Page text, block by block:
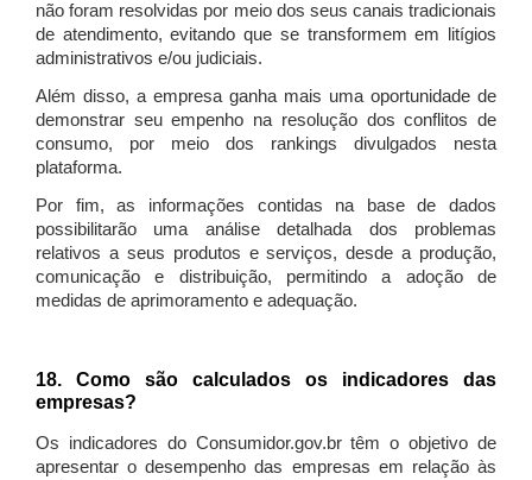
não foram resolvidas por meio dos seus canais tradicionais
de atendimento, evitando que se transformem em litígios
administrativos e/ou judiciais.
Além disso, a empresa ganha mais uma oportunidade de
demonstrar seu empenho na resolução dos conflitos de
consumo, por meio dos rankings divulgados nesta
plataforma.
Por fim, as informações contidas na base de dados
possibilitarão uma análise detalhada dos problemas
relativos a seus produtos e serviços, desde a produção,
comunicação e distribuição, permitindo a adoção de
medidas de aprimoramento e adequação.
18. Como são calculados os indicadores das
empresas?
Os indicadores do Consumidor.gov.br têm o objetivo de
apresentar o desempenho das empresas em relação às